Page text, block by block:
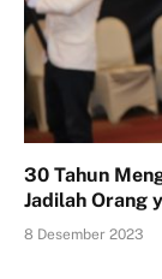
30 Tahun
Jadilah Orang
8 Desember 2023